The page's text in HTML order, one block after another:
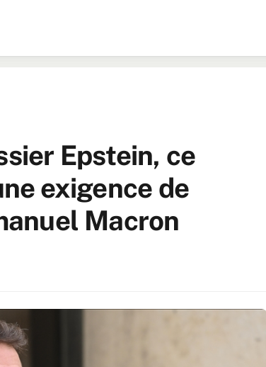
Epstein, ce
exigence de
Macron